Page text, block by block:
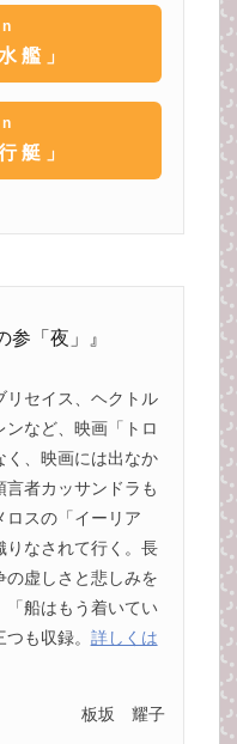
艦」
艇」
参「夜」』
リセイス、ヘクトル
など、映画「トロ
く、映画には出なか
言者カッサンドラも
ロスの「イーリア
りなされて行く。長
の虚しさと悲しみを
「船はもう着いてい
も収録。 詳しくは
板坂 耀子